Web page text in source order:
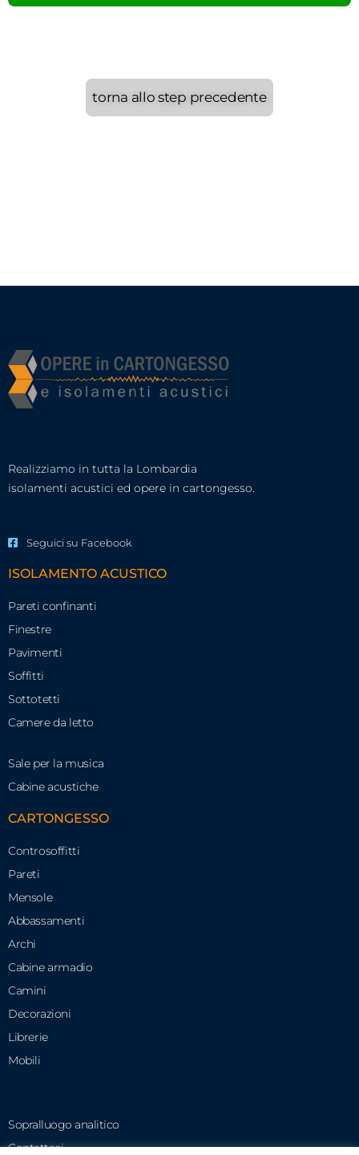
torna allo step precedente
Realizziamo in tutta la Lombardia
isolamenti acustici ed opere in cartongesso.
Seguici su Facebook
ISOLAMENTO ACUSTICO
Pareti confinanti
Finestre
Pavimenti
Soffitti
Sottotetti
Camere da letto
Sale per la musica
Cabine acustiche
CARTONGESSO
Controsoffitti
Pareti
Mensole
Abbassamenti
Archi
Cabine armadio
Camini
Decorazioni
Librerie
Mobili
Sopralluogo analitico
Contattaci